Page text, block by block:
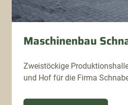
Maschinenbau
Zweistöckige
und Hof für die Firma